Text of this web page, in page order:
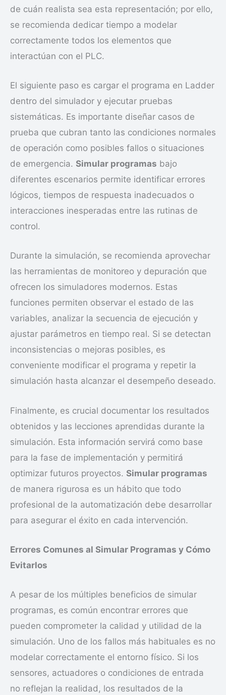
de cuán realista sea esta representación; por ello,
se recomienda dedicar tiempo a modelar
correctamente todos los elementos que
interactúan con el PLC.
El siguiente paso es cargar el programa en Ladder
dentro del simulador y ejecutar pruebas
sistemáticas. Es importante diseñar casos de
prueba que cubran tanto las condiciones normales
de operación como posibles fallos o situaciones
de emergencia. Simular programas bajo
diferentes escenarios permite identificar errores
lógicos, tiempos de respuesta inadecuados o
interacciones inesperadas entre las rutinas de
control.
Durante la simulación, se recomienda aprovechar
las herramientas de monitoreo y depuración que
ofrecen los simuladores modernos. Estas
funciones permiten observar el estado de las
variables, analizar la secuencia de ejecución y
ajustar parámetros en tiempo real. Si se detectan
inconsistencias o mejoras posibles, es
conveniente modificar el programa y repetir la
simulación hasta alcanzar el desempeño deseado.
Finalmente, es crucial documentar los resultados
obtenidos y las lecciones aprendidas durante la
simulación. Esta información servirá como base
para la fase de implementación y permitirá
optimizar futuros proyectos. Simular programas
de manera rigurosa es un hábito que todo
profesional de la automatización debe desarrollar
para asegurar el éxito en cada intervención.
Errores Comunes al Simular Programas y Cómo
Evitarlos
A pesar de los múltiples beneficios de simular
programas, es común encontrar errores que
pueden comprometer la calidad y utilidad de la
simulación. Uno de los fallos más habituales es no
modelar correctamente el entorno físico. Si los
sensores, actuadores o condiciones de entrada
no reflejan la realidad, los resultados de la